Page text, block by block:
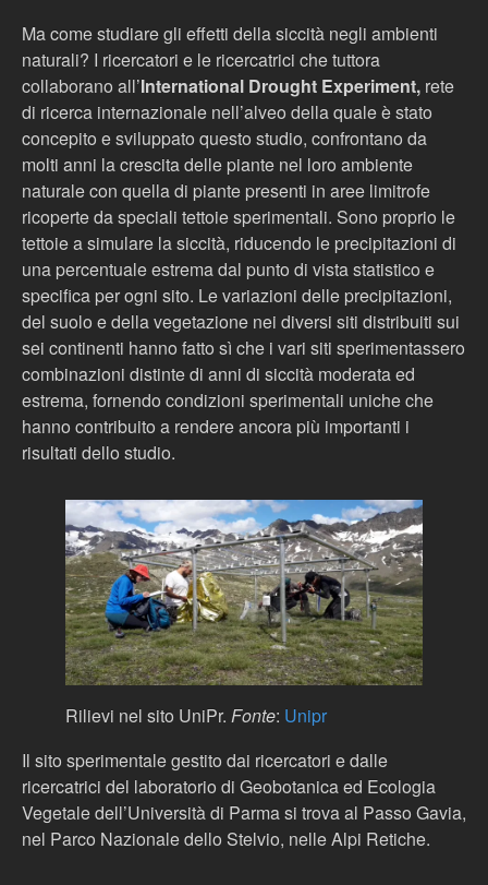
Ma come studiare gli effetti della siccità negli ambienti
naturali? I ricercatori e le ricercatrici che tuttora
collaborano all’International Drought Experiment, rete
di ricerca internazionale nell’alveo della quale è stato
concepito e sviluppato questo studio, confrontano da
molti anni la crescita delle piante nel loro ambiente
naturale con quella di piante presenti in aree limitrofe
ricoperte da speciali tettoie sperimentali. Sono proprio le
tettoie a simulare la siccità, riducendo le precipitazioni di
una percentuale estrema dal punto di vista statistico e
specifica per ogni sito. Le variazioni delle precipitazioni,
del suolo e della vegetazione nei diversi siti distribuiti sui
sei continenti hanno fatto sì che i vari siti sperimentassero
combinazioni distinte di anni di siccità moderata ed
estrema, fornendo condizioni sperimentali uniche che
hanno contribuito a rendere ancora più importanti i
risultati dello studio.
Rilievi nel sito UniPr. Fonte: Unipr
Il sito sperimentale gestito dai ricercatori e dalle
ricercatrici del laboratorio di Geobotanica ed Ecologia
Vegetale dell’Università di Parma si trova al Passo Gavia,
nel Parco Nazionale dello Stelvio, nelle Alpi Retiche.